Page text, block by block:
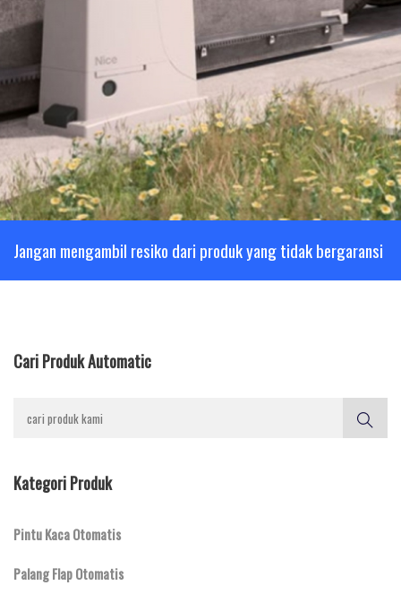
Jangan mengambil resiko dari produk yang tidak bergaransi
Cari Produk Automatic
Kategori Produk
Pintu Kaca Otomatis
Palang Flap Otomatis